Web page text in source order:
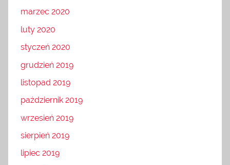
marzec 2020
luty 2020
styczeń 2020
grudzień 2019
listopad 2019
październik 2019
wrzesień 2019
sierpień 2019
lipiec 2019